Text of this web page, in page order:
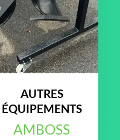
AUTRES
ÉQUIPEMENTS
AMBOSS